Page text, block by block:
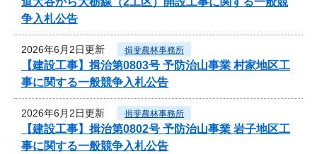
争入札公告
2026年6月2日更新 揖斐農林事務所
【建設工事】揖治第0803号 予防治山事業 村家地区工
事に関する一般競争入札公告
2026年6月2日更新 揖斐農林事務所
【建設工事】揖治第0802号 予防治山事業 岩子地区工
事に関する一般競争入札公告